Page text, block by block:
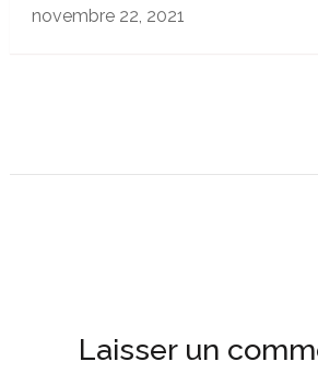
novembre 22, 2021
Laisser un